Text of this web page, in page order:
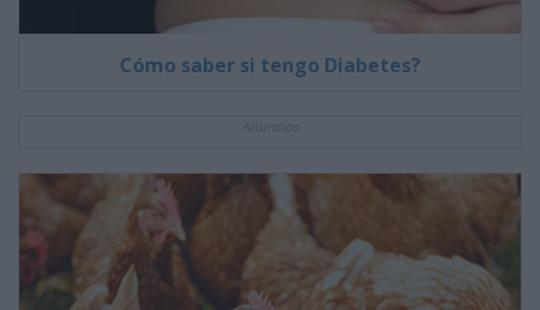
Cómo saber si tengo Diabetes?